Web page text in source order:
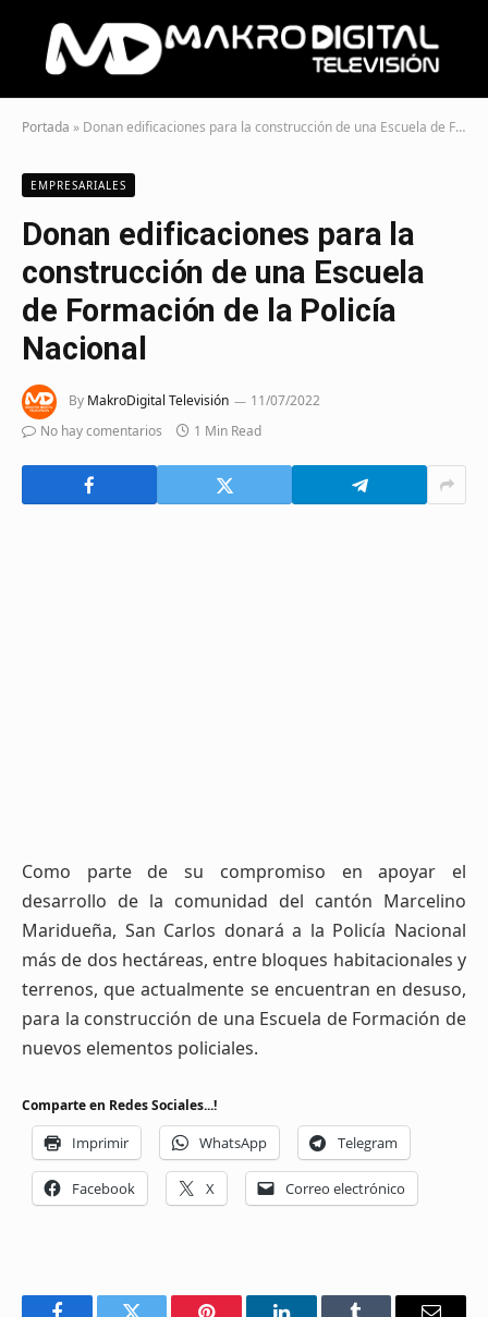
Portada » Donan edificaciones para la construcción de una Escuela de Formación de la Policía Nacional
EMPRESARIALES
Donan edificaciones para la
construcción de una Escuela
de Formación de la Policía
Nacional
By MakroDigital Televisión
11/07/2022
No hay comentarios
1 Min Read
Como parte de su compromiso en apoyar el
desarrollo de la comunidad del cantón Marcelino
Maridueña, San Carlos donará a la Policía Nacional
más de dos hectáreas, entre bloques habitacionales y
terrenos, que actualmente se encuentran en desuso,
para la construcción de una Escuela de Formación de
nuevos elementos policiales.
Comparte en Redes Sociales...!
Imprimir WhatsApp Telegram
Facebook X Correo electrónico